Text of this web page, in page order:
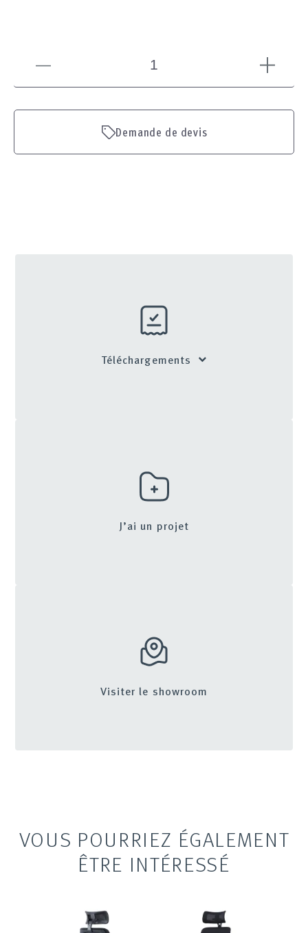
Demande de devis
Téléchargements
J’ai un projet
Visiter le showroom
VOUS POURRIEZ ÉGALEMENT
ÊTRE INTÉRESSÉ